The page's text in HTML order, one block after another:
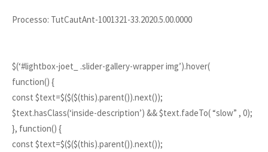
Processo: TutCautAnt-1001321-33.2020.5.00.0000
$(‘#lightbox-joet_ .slider-gallery-wrapper img’).hover(
function() {
const $text=$($($(this).parent()).next());
$text.hasClass(‘inside-description’) && $text.fadeTo( “slow” , 0);
}, function() {
const $text=$($($(this).parent()).next());